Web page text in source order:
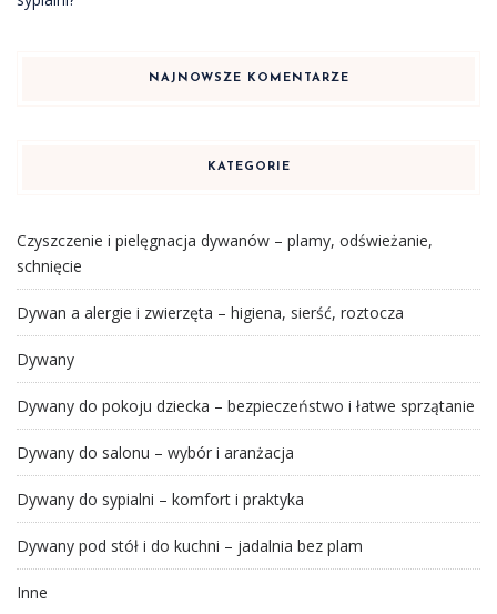
NAJNOWSZE KOMENTARZE
KATEGORIE
Czyszczenie i pielęgnacja dywanów – plamy, odświeżanie,
schnięcie
Dywan a alergie i zwierzęta – higiena, sierść, roztocza
Dywany
Dywany do pokoju dziecka – bezpieczeństwo i łatwe sprzątanie
Dywany do salonu – wybór i aranżacja
Dywany do sypialni – komfort i praktyka
Dywany pod stół i do kuchni – jadalnia bez plam
Inne